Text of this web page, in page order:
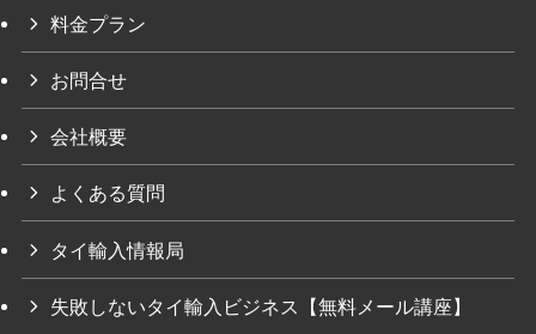
料金プラン
お問合せ
会社概要
よくある質問
タイ輸入情報局
失敗しないタイ輸入ビジネス【無料メール講座】